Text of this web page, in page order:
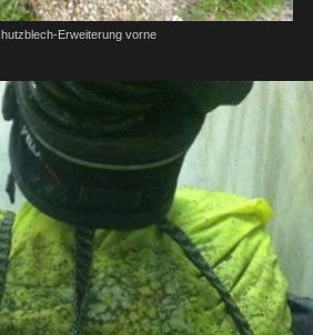
Erweiterung vorne